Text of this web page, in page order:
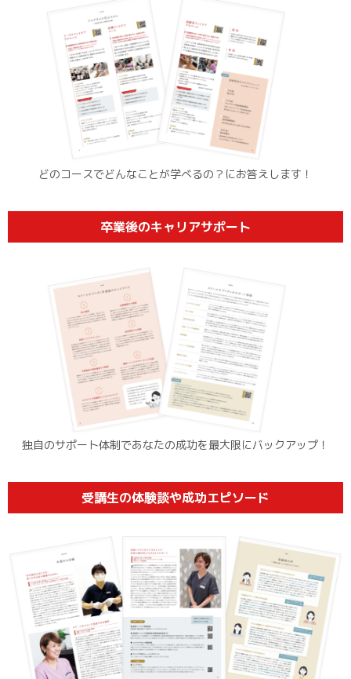
どのコースでどんなことが学べるの？ にお答えします！
卒業後のキャリアサポート
独自のサポート体制であなたの成功を最大限にバックアップ！
受講生の体験談や成功エピソード